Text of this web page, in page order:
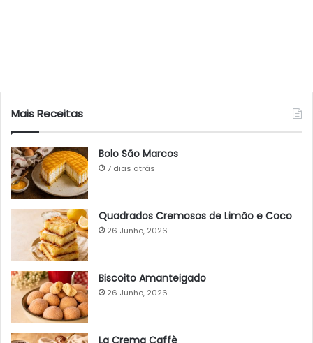
Mais Receitas
Bolo São Marcos
7 dias atrás
Quadrados Cremosos de Limão e Coco
26 Junho, 2026
Biscoito Amanteigado
26 Junho, 2026